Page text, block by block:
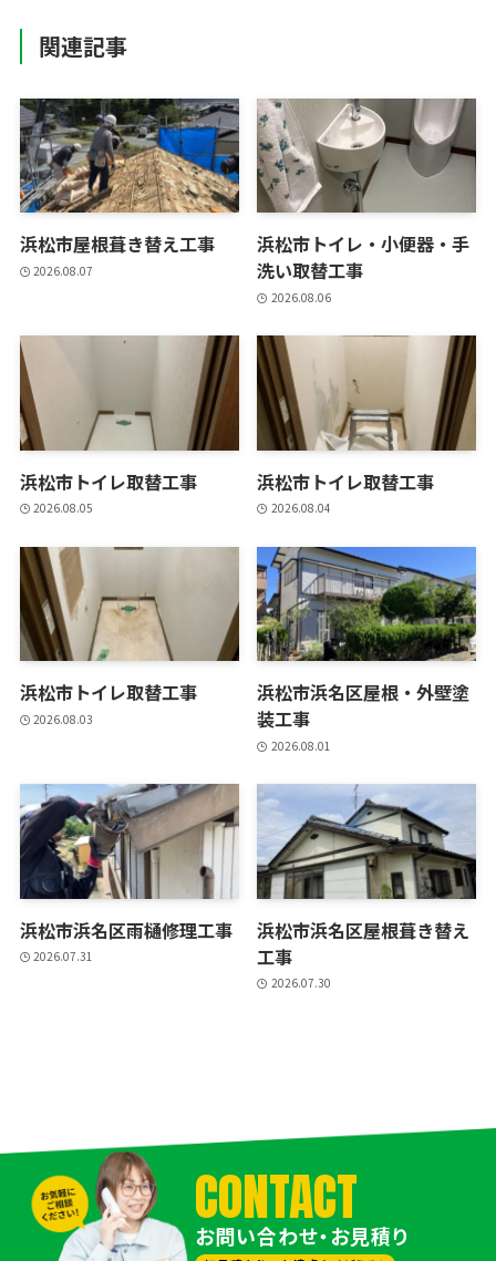
関連記事
浜松市屋根葺き替え工事
2026.08.07
浜松市トイレ・小便器・手
洗い取替工事
2026.08.06
浜松市トイレ取替工事
2026.08.05
浜松市トイレ取替工事
2026.08.04
浜松市トイレ取替工事
2026.08.03
浜松市浜名区屋根・外壁塗
装工事
2026.08.01
浜松市浜名区雨樋修理工事
2026.07.31
浜松市浜名区屋根葺き替え
工事
2026.07.30
CONTACT
お問い合わせ・お見積り